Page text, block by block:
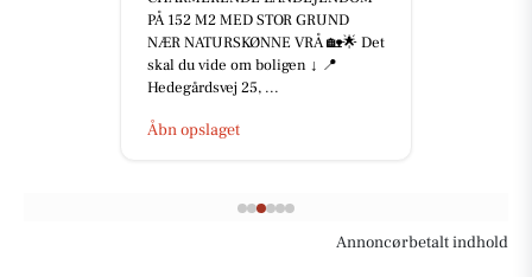
PÅ 152 M2 MED STOR GRUND
NÆR NATURSKØNNE VRÅ 🏡🌟 Det
skal du vide om boligen ↓ 📍
Hedegårdsvej 25, ...
Åbn opslaget
Annoncørbetalt indhold